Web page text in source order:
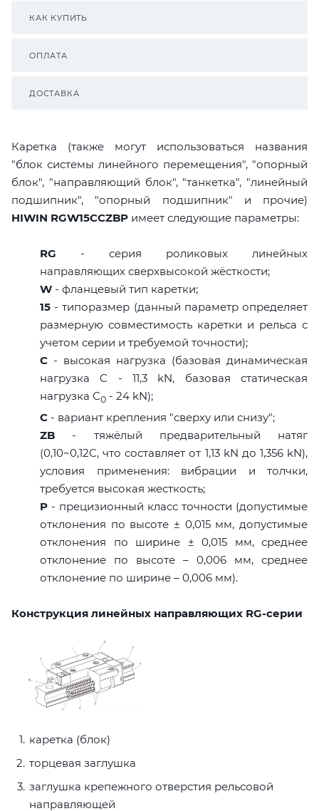
КАК КУПИТЬ
ОПЛАТА
ДОСТАВКА
Каретка (также могут использоваться названия
"блок системы линейного перемещения", "опорный
блок", "направляющий блок", "танкетка", "линейный
подшипник", "опорный подшипник" и прочие)
HIWIN RGW15CCZBP имеет следующие параметры:
RG - серия роликовых линейных
направляющих сверхвысокой жёсткости;
W - фланцевый тип каретки;
15 - типоразмер (данный параметр определяет
размерную совместимость каретки и рельса с
учетом серии и требуемой точности);
C - высокая нагрузка (базовая динамическая
нагрузка C - 11,3 kN, базовая статическая
нагрузка С0 - 24 kN);
C - вариант крепления "сверху или снизу";
ZB - тяжёлый предварительный натяг
(0,10~0,12C, что составляет от 1,13 kN до 1,356 kN),
условия применения: вибрации и толчки,
требуется высокая жесткость;
P - прецизионный класс точности (допустимые
отклонения по высоте ± 0,015 мм, допустимые
отклонения по ширине ± 0,015 мм, среднее
отклонение по высоте – 0,006 мм, среднее
отклонение по ширине – 0,006 мм).
Конструкция линейных направляющих RG-серии
каретка (блок)
торцевая заглушка
заглушка крепежного отверстия рельсовой
направляющей